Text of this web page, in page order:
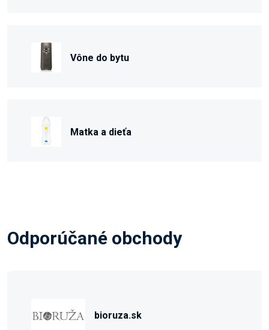
Vône do bytu
Matka a dieťa
Odporúčané obchody
bioruza.sk